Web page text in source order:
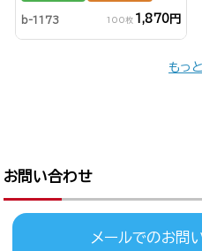
b-1173 100枚 1,870円
もっ
お問い合わせ
メールでのお問